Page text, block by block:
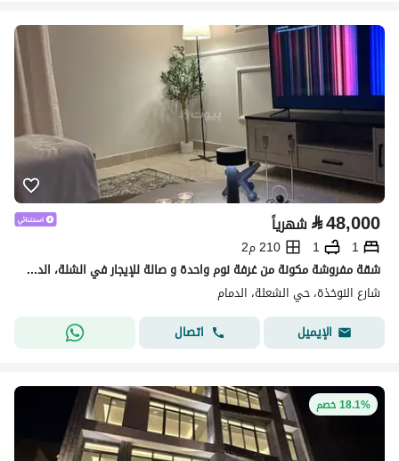
⃁48,000 شهرياً
1
1
210 م2
شقة مفروشة مكونة من غرفة نوم واحدة و صالة للإيجار في الشلة، الدمام
شارع النوخذة، حي الشعلة، الدمام
الإيميل
اتصال
18.1% خصم